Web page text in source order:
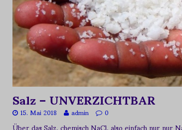
Salz – UNVERZICHTBAR
15. Mai 2018 admin 0